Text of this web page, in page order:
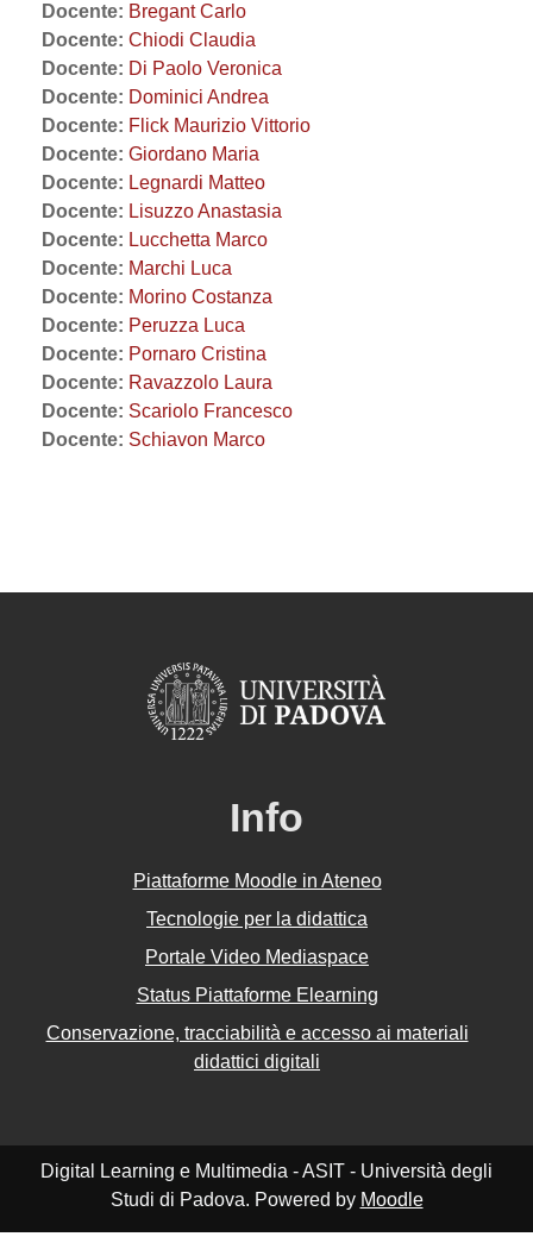
Docente: Bregant Carlo
Docente: Chiodi Claudia
Docente: Di Paolo Veronica
Docente: Dominici Andrea
Docente: Flick Maurizio Vittorio
Docente: Giordano Maria
Docente: Legnardi Matteo
Docente: Lisuzzo Anastasia
Docente: Lucchetta Marco
Docente: Marchi Luca
Docente: Morino Costanza
Docente: Peruzza Luca
Docente: Pornaro Cristina
Docente: Ravazzolo Laura
Docente: Scariolo Francesco
Docente: Schiavon Marco
Info
Piattaforme Moodle in Ateneo
Tecnologie per la didattica
Portale Video Mediaspace
Status Piattaforme Elearning
Conservazione, tracciabilità e accesso ai materiali
didattici digitali
Digital Learning e Multimedia - ASIT - Università degli
Studi di Padova. Powered by Moodle